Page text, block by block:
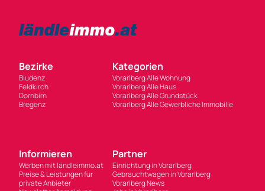
Bezirke
Bludenz
Feldkirch
Dornbirn
Bregenz
Kategorien
Vorarlberg Alle Wohnung
Vorarlberg Alle Haus
Vorarlberg Alle Grundstück
Vorarlberg Alle Gewerbliche Immobilie
Informieren
Werben mit ländleimmo.at
Preise & Leistungen für
private Anbieter
Partner
Einrichtung in Vorarlberg
Gebrauchtwagen in Vorarlberg
Vorarlberg News